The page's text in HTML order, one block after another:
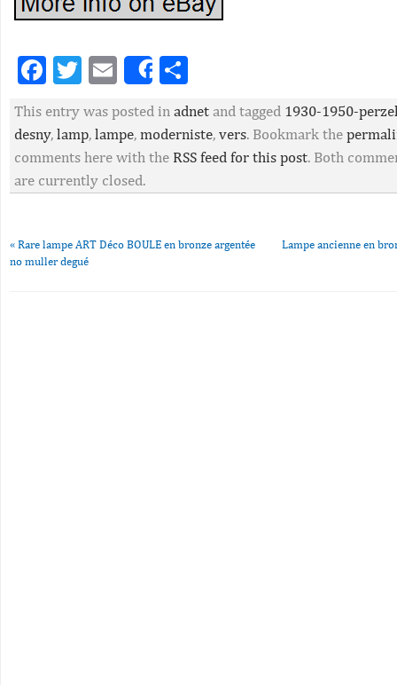
Facebook
Twitter
EmailShare
This entry was posted in adnet and tagged 1930-1950-
desny, lamp, lampe, moderniste, vers. Bookmark the
comments here with the RSS feed for this post. Both
are currently closed.
« Rare lampe ART Déco BOULE en bronze argentée
no muller degué
Lampe ancienne en